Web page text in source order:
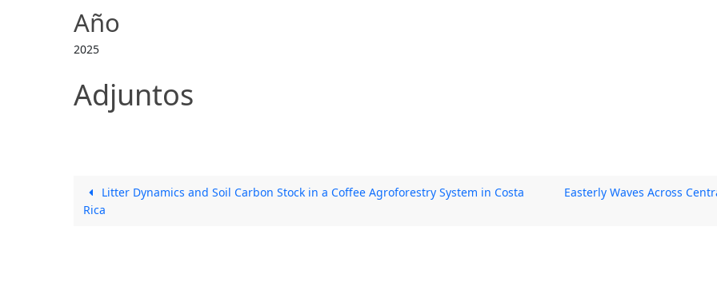
Año
2025
Adjuntos
Litter Dynamics and Soil Carbon Stock in a Coffee Agroforestry System in Costa
Rica
Easterly Waves Across